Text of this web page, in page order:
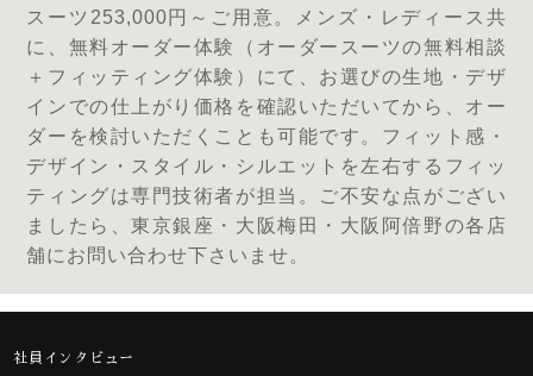
スーツ253,000円～ご用意。メンズ・レディース共
に、無料オーダー体験（オーダースーツの無料相談
＋フィッティング体験）にて、お選びの生地・デザ
インでの仕上がり価格を確認いただいてから、オー
ダーを検討いただくことも可能です。フィット感・
デザイン・スタイル・シルエットを左右するフィッ
ティングは専門技術者が担当。ご不安な点がござい
ましたら、東京銀座・大阪梅田・大阪阿倍野の各店
舗にお問い合わせ下さいませ。
社員インタビュー